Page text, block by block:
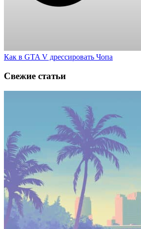
Как в GTA V дрессировать Чопа
Свежие статьи